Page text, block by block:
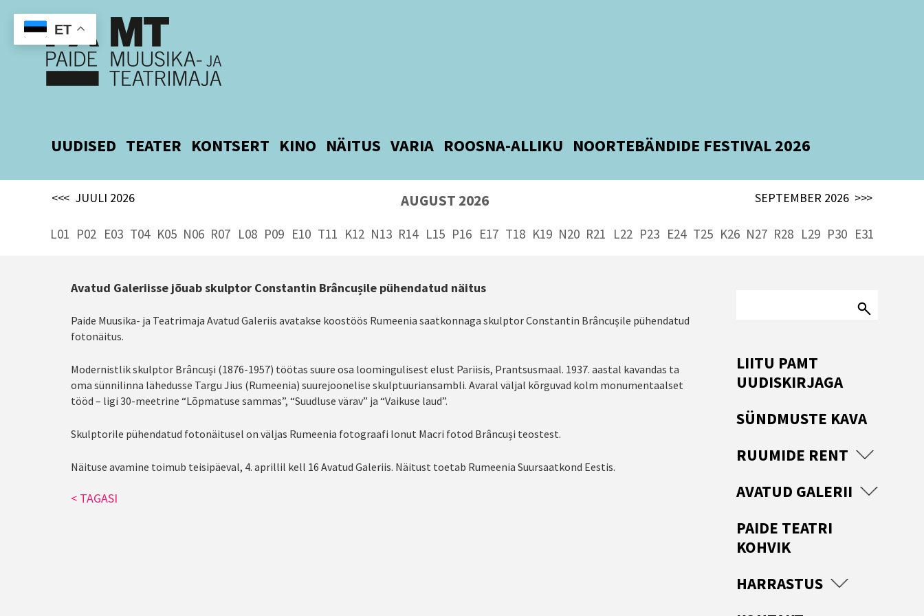
UUDISED TEATER KONTSERT KINO NÄITUS VARIA ROOSNA-ALLIKU NOORTEBÄNDIDE FESTIVAL 2026
<<< JUULI 2026 AUGUST 2026 SEPTEMBER 2026 >>>
L01 P02 E03 T04 K05 N06 R07 L08 P09 E10 T11 K12 N13 R14 L15 P16 E17 T18 K19 N20 R21 L22 P23 E24 T25 K26 N27 R28 L29 P30 E31
Avatud Galeriisse jõuab skulptor Constantin Brâncușile pühendatud näitus
Paide Muusika- ja Teatrimaja Avatud Galeriis avatakse koostöös Rumeenia saatkonnaga skulptor Constantin Brâncușile pühendatud
fotonäitus.
Modernistlik skulptor Brâncuși (1876-1957) töötas suure osa loomingulisest elust Pariisis, Prantsusmaal. 1937. aastal kavandas ta
oma sünnilinna lähedusse Targu Jius (Rumeenia) suurejoonelise skulptuuriansambli. Avaral väljal kõrguvad kolm monumentaalset
tööd – ligi 30-meetrine “Lõpmatuse sammas”, “Suudluse värav” ja “Vaikuse laud”.
Skulptorile pühendatud fotonäitusel on väljas Rumeenia fotograafi Ionut Macri fotod Brâncuși teostest.
Näituse avamine toimub teisipäeval, 4. aprillil kell 16 Avatud Galeriis. Näitust toetab Rumeenia Suursaatkond Eestis.
< TAGASI
LIITU PAMT
UUDISKIRJAGA
SÜNDMUSTE KAVA
RUUMIDE RENT
AVATUD GALERII
PAIDE TEATRI
KOHVIK
HARRASTUS
ET